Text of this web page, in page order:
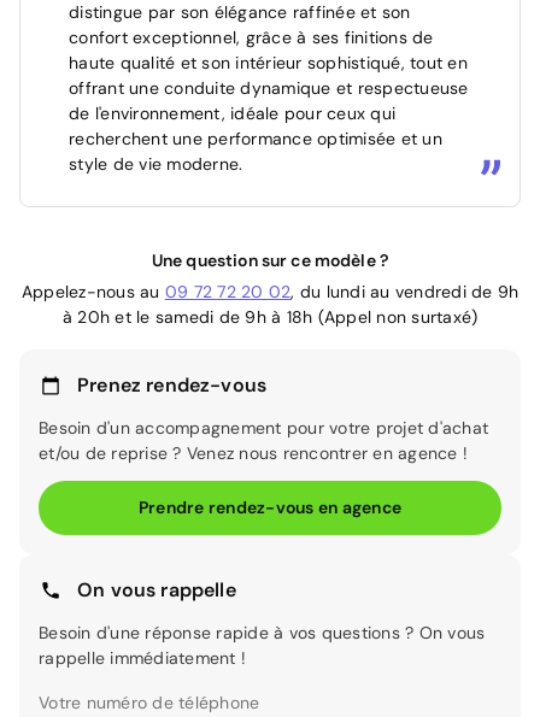
distingue par son élégance raffinée et son
confort exceptionnel, grâce à ses finitions de
haute qualité et son intérieur sophistiqué, tout en
offrant une conduite dynamique et respectueuse
de l'environnement, idéale pour ceux qui
recherchent une performance optimisée et un
style de vie moderne.
Une question sur ce modèle ?
Appelez-nous au 09 72 72 20 02, du lundi au vendredi de 9h
à 20h et le samedi de 9h à 18h (Appel non surtaxé)
Prenez rendez-vous
Besoin d'un accompagnement pour votre projet d'achat
et/ou de reprise ? Venez nous rencontrer en agence !
Prendre rendez-vous en agence
On vous rappelle
Besoin d'une réponse rapide à vos questions ? On vous
rappelle immédiatement !
Votre numéro de téléphone